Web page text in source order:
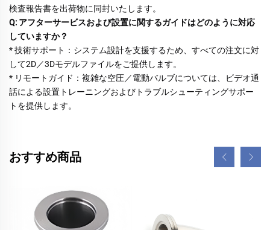
検査報告書を出荷物に同封いたします。
Q: アフターサービスおよび設置に関するガイドはどのように対応
していますか？
* 技術サポート：システム設計を支援するため、すべての注文に対
して2D／3Dモデルファイルをご提供します。
* リモートガイド：複雑な空圧／電動バルブについては、ビデオ通
話による設置トレーニングおよびトラブルシューティングサポー
トを提供します。
おすすめ商品